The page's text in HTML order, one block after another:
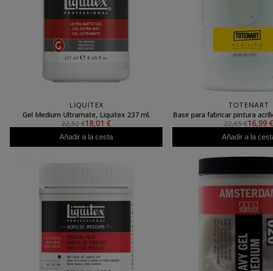
LIQUITEX
Gel Medium Ultramate, Liquitex 237 ml.
22,52 €18,01 €
Añadir a la cesta
TOTENART
Base para fabricar pintura
22,65 €16,99 €
Añadir a la